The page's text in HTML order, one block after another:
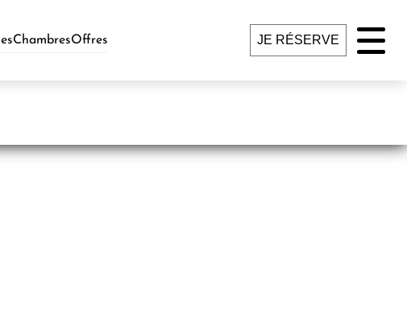
ChambresOffres JE RÉSERVE